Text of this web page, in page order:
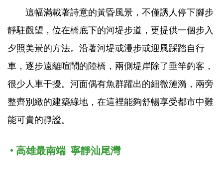
這幅滿載著詩意的黃昏風景，不僅誘人停下腳步
靜駐觀望，位在橋底下的河堤步道，更提供一個步入
夕照美景的方法。沿著河堤或漫步或迎風踩踏自行
車，逐步遠離喧鬧的陸橋，兩側堤岸除了垂竿釣客，
很少人車干擾。河面偶有魚群躍出的細微漣漪，兩旁
整齊別緻的建築綠地，在這裡能夠舒暢享受都市中難
能可貴的靜謐。
• 高雄最南端 寧靜汕尾灣